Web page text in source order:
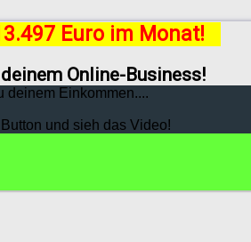
Euro im Monat!
Online-Business!
deinem Einkommen....
und sieh das Video!